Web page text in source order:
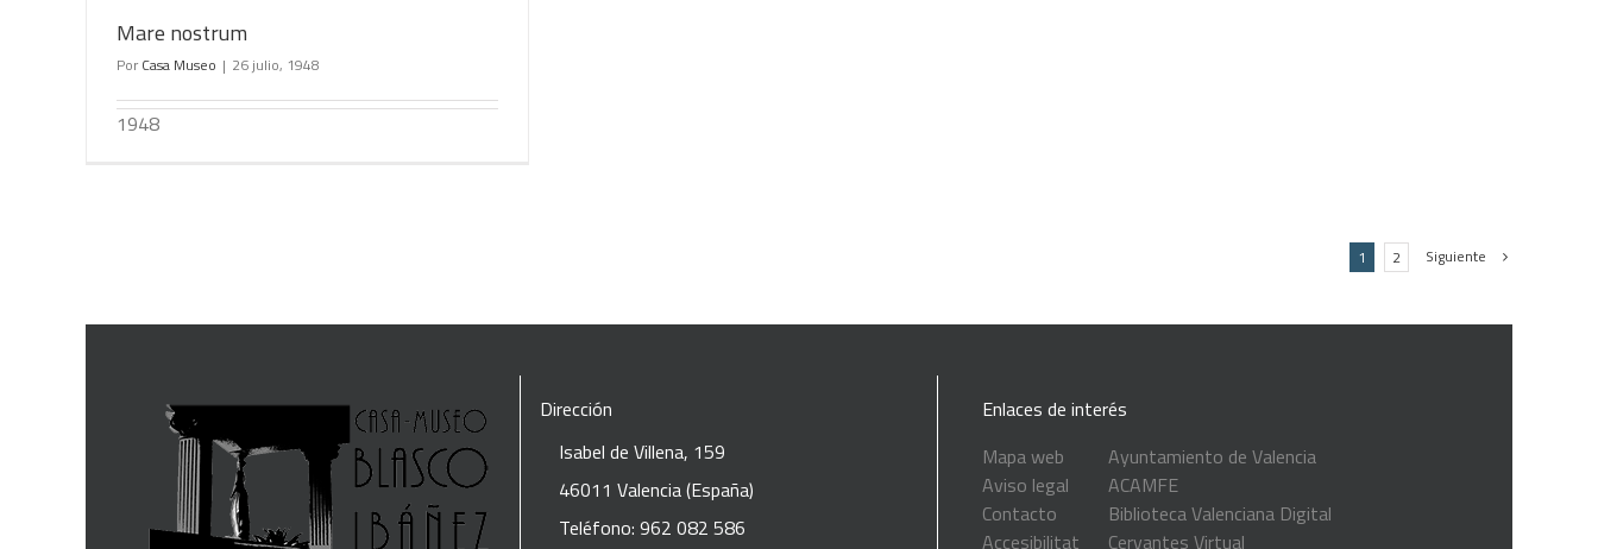
Mare nostrum
Por Casa Museo | 26 julio, 1948
1948
1 2 Siguiente
Dirección
Isabel de Villena, 159
46011 Valencia (España)
Teléfono: 962 082 586
Enlaces de interés
Mapa web
Aviso legal
Contacto
Accesibilitat
Ayuntamiento de Valencia
ACAMFE
Biblioteca Valenciana Digital
Cervantes Virtual